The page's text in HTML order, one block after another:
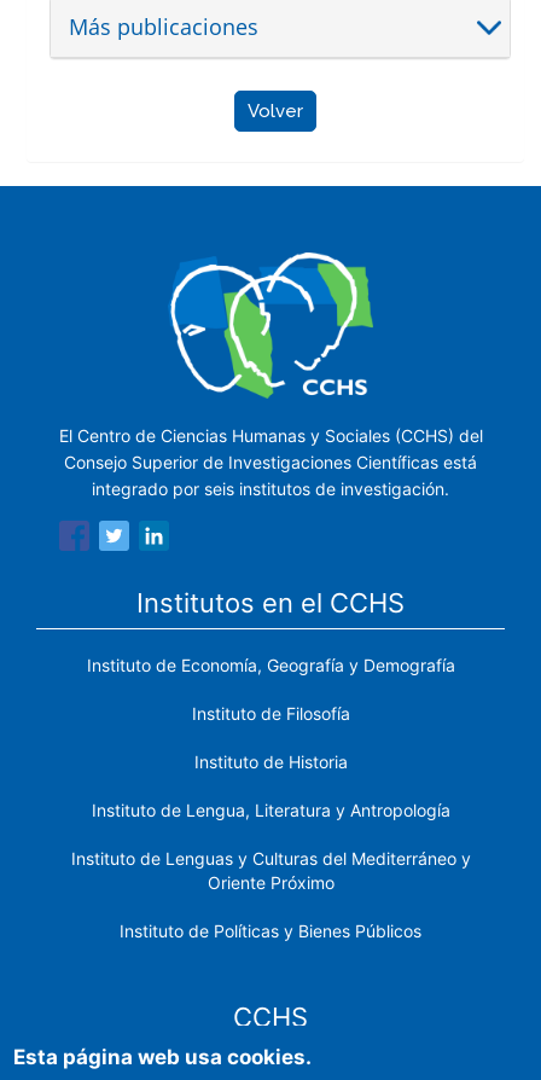
Más publicaciones
Volver
El Centro de Ciencias Humanas y Sociales (CCHS) del
Consejo Superior de Investigaciones Científicas está
integrado por seis institutos de investigación.
Institutos en el CCHS
Instituto de Economía, Geografía y Demografía
Instituto de Filosofía
Instituto de Historia
Instituto de Lengua, Literatura y Antropología
Instituto de Lenguas y Culturas del Mediterráneo y
Oriente Próximo
Instituto de Políticas y Bienes Públicos
CCHS
Esta página web usa cookies.